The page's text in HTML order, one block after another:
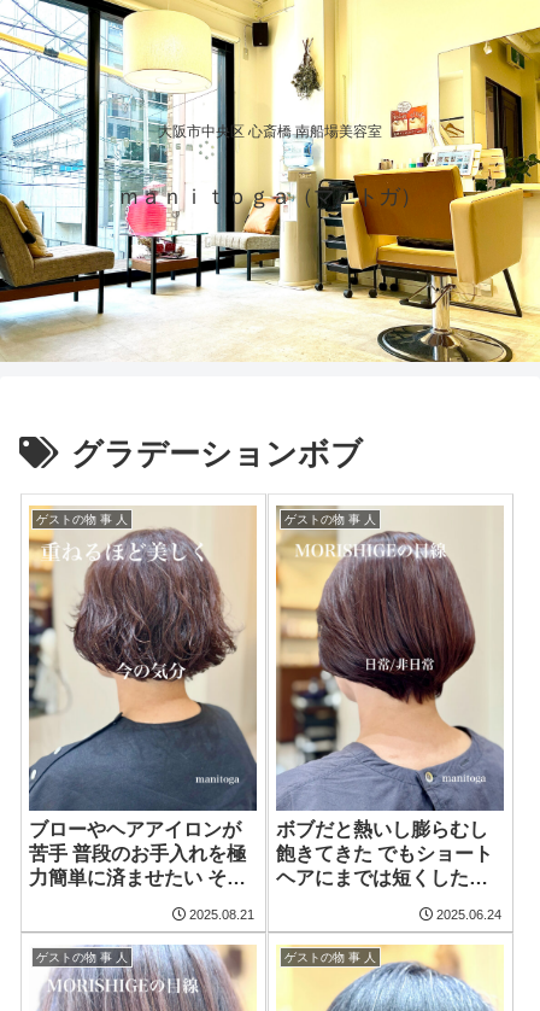
大阪市中央区 心斎橋 南船場美容室
ｍａｎｉｔｏｇａ（マニトガ）
グラデーションボブ
ゲストの物 事 人
ブローやヘアアイロンが
苦手 普段のお手入れを極
力簡単に済ませたい そん
感のある白髪ぼかしカラ
ーに前髪長めで自然乾燥
でもOKな丸いフォルムの
ゆるふわパーマ
2025.08.21
ゲストの物 事 人
ボブだと熱いし膨らむし
飽きてきた でもショート
ヘアにまでは短くしたく
です 透明感と抜け感そし
て極上な艶髪のヘアカラ
ーに前髪を長めに残した
大人可愛いグラデーショ
2025.06.24
ゲストの物 事 人 ゲストの物 事 人